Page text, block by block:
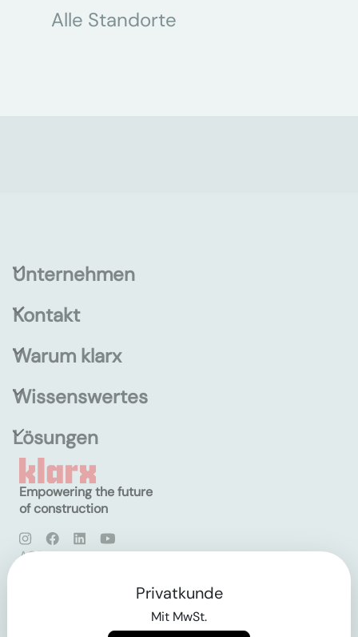
Alle Standorte
Unternehmen
Kontakt
Warum klarx
Wissenswertes
Lösungen
Empowering the future
of construction
AGB
Privatkunde
Mit MwSt.